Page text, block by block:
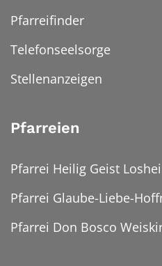
Pfarreifinder
Telefonseelsorge
Stellenanzeigen
Pfarreien
Pfarrei Heilig Geist
Pfarrei Glaube-Liebe-
Pfarrei Don Bosco